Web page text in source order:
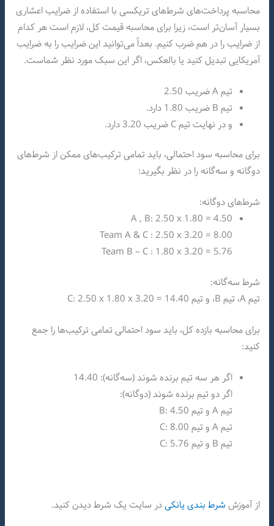
محاسبه پرداخت‌های شرط‌های تریکسی با استفاده از ضرایب اعشاری
بسیار آسان‌تر است، زیرا برای محاسبه قیمت کل، لازم است هر کدام
از ضرایب را در هم ضرب کنیم. بعداً می‌توانید این ضرایب را به ضرایب
آمریکایی تبدیل کنید یا بالعکس، اگر این سبک مورد نظر شماست.
تیم A ضریب 2.50
تیم B ضریب 1.80 دارد.
و در نهایت تیم C ضریب 3.20 دارد.
برای محاسبه سود احتمالی، باید تمامی ترکیب‌های ممکن از شرط‌های
دوگانه و سه‌گانه را در نظر بگیرید:
شرط‌های دوگانه:
A , B: 2.50 x 1.80 = 4.50
Team A & C : 2.50 x 3.20 = 8.00
Team B – C : 1.80 x 3.20 = 5.76
شرط سه‌گانه:
تیم A، تیم B، و تیم C: 2.50 x 1.80 x 3.20 = 14.40
برای محاسبه بازده کل، باید سود احتمالی تمامی ترکیب‌ها را جمع
کنید:
اگر هر سه تیم برنده شوند (سه‌گانه): 14.40
اگر دو تیم برنده شوند (دوگانه):
تیم A و تیم B: 4.50
تیم A و تیم C: 8.00
تیم B و تیم C: 5.76
از آموزش شرط بندی یانکیدر سایت یک شرط دیدن کنید.